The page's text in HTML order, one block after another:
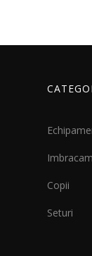
Copii
Seturi